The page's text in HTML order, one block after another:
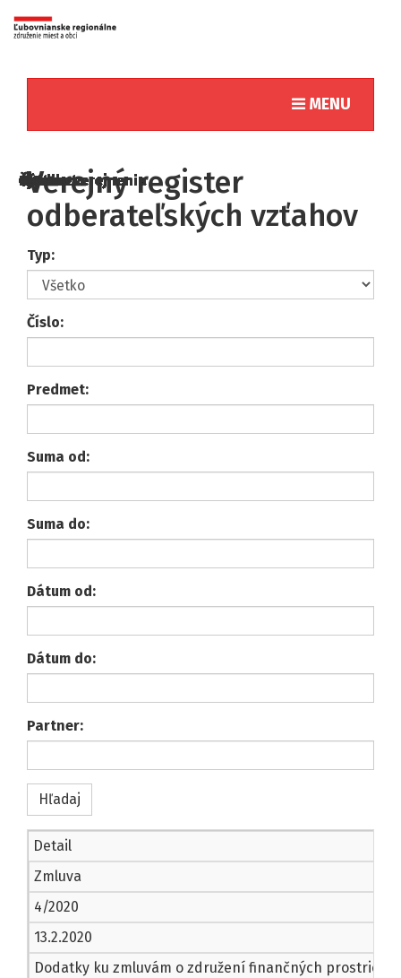
Toggle
MENU
Verejný register
odberateľských vzťahov
Typ:
Číslo:
Predmet:
Suma od:
Suma do:
Dátum od:
Dátum do:
Partner:
Detail
Zmluva
4/2020
13.2.2020
Dodatky ku zmluvám o združení finančných